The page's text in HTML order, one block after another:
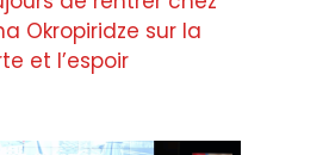
Okropiridze sur la
et l’espoir